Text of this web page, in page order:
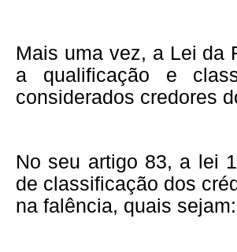
Mais uma vez, a Lei da
a qualificação e
considerados credores
No seu artigo 83, a lei
de classificação dos
na falência, quais sejam: